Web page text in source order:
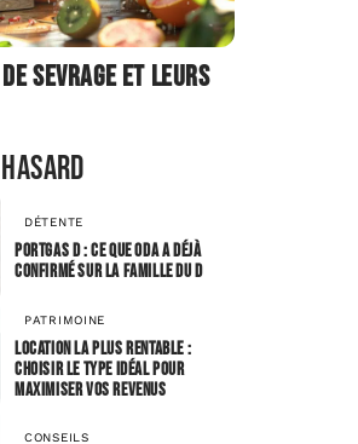
sevrage et leurs
DÉTENTE
Portgas D : ce que Oda a déjà
confirmé sur la famille du D
PATRIMOINE
Location la plus rentable :
choisir le type idéal pour
maximiser vos revenus
CONSEILS